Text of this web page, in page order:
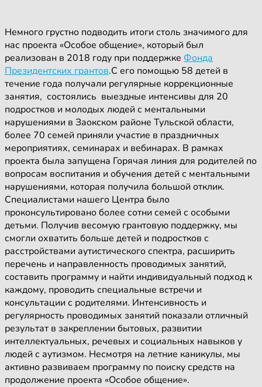
Немного грустно подводить итоги столь значимого для
нас проекта «Особое общение», который был
реализован в 2018 году при поддержке Фонда
Президентских грантов.С его помощью 58 детей в
течение года получали регулярные коррекционные
занятия, состоялись выездные интенсивы для 20
подростков и молодых людей с ментальными
нарушениями в Заокском районе Тульской области,
более 70 семей приняли участие в праздничных
мероприятиях, семинарах и вебинарах. В рамках
проекта была запущена Горячая линия для родителей по
вопросам воспитания и обучения детей с ментальными
нарушениями, которая получила большой отклик.
Специалистами нашего Центра было
проконсультировано более сотни семей с особыми
детьми. Получив весомую грантовую поддержку, мы
смогли охватить больше детей и подростков с
расстройствами аутистического спектра, расширить
перечень и направленность проводимых занятий,
составить программу и найти индивидуальный подход к
каждому, проводить специальные встречи и
консультации с родителями. Интенсивность и
регулярность проводимых занятий показали отличный
результат в закреплении бытовых, развитии
интеллектуальных, речевых и социальных навыков у
людей с аутизмом. Несмотря на летние каникулы, мы
активно развиваем программу по поиску средств на
продолжение проекта «Особое общение».